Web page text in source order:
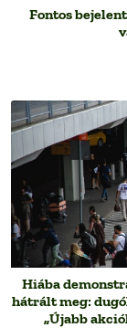
Fontos
Hiába
hátrált meg:
„Újabb